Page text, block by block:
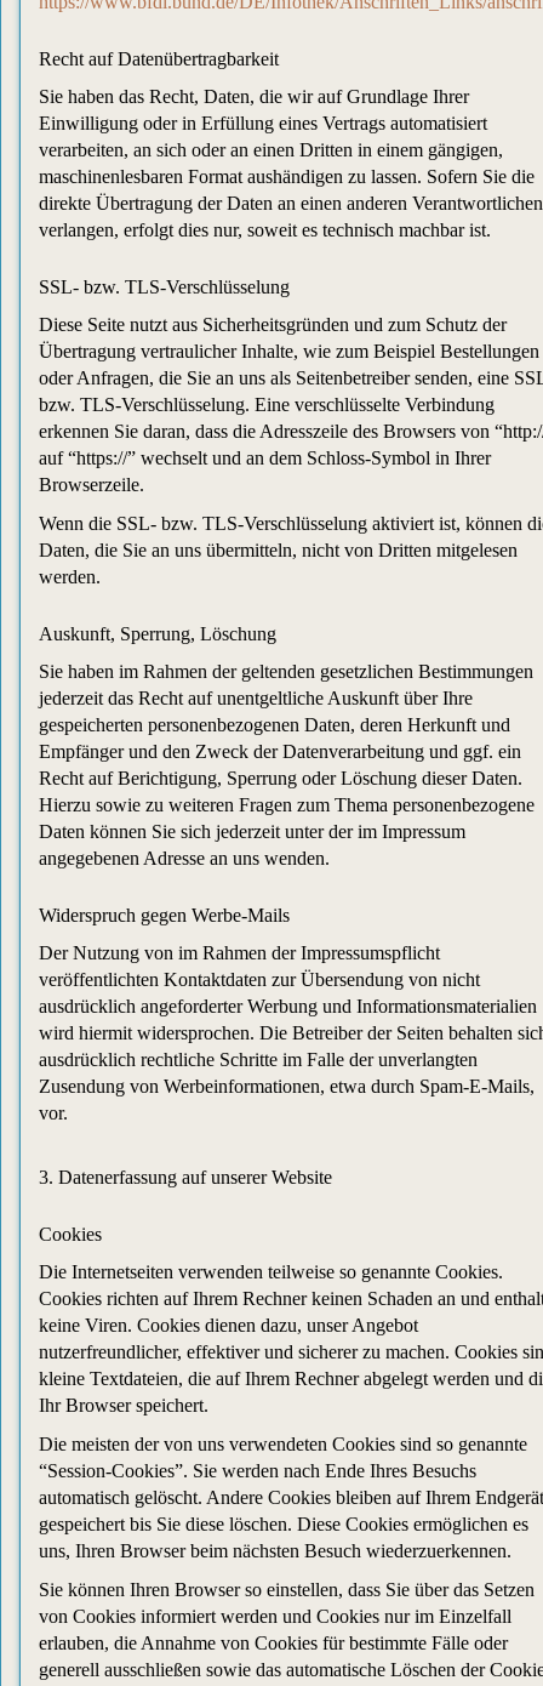
Recht auf Datenübertragbarkeit
Sie haben das Recht, Daten, die wir auf Grundlage Ihrer
Einwilligung oder in Erfüllung eines Vertrags automatisiert
verarbeiten, an sich oder an einen Dritten in einem gängigen,
maschinenlesbaren Format aushändigen zu lassen. Sofern Sie die
direkte Übertragung der Daten an einen anderen Verantwortlichen
verlangen, erfolgt dies nur, soweit es technisch machbar ist.
SSL- bzw. TLS-Verschlüsselung
Diese Seite nutzt aus Sicherheitsgründen und zum Schutz der
Übertragung vertraulicher Inhalte, wie zum Beispiel Bestellungen
oder Anfragen, die Sie an uns als Seitenbetreiber senden, eine
bzw. TLS-Verschlüsselung. Eine verschlüsselte Verbindung
erkennen Sie daran, dass die Adresszeile des Browsers von
auf “https://” wechselt und an dem Schloss-Symbol in Ihrer
Browserzeile.
Wenn die SSL- bzw. TLS-Verschlüsselung aktiviert ist, können
Daten, die Sie an uns übermitteln, nicht von Dritten mitgelesen
werden.
Auskunft, Sperrung, Löschung
Sie haben im Rahmen der geltenden gesetzlichen Bestimmungen
jederzeit das Recht auf unentgeltliche Auskunft über Ihre
gespeicherten personenbezogenen Daten, deren Herkunft und
Empfänger und den Zweck der Datenverarbeitung und ggf. ein
Recht auf Berichtigung, Sperrung oder Löschung dieser Daten.
Hierzu sowie zu weiteren Fragen zum Thema personenbezogene
Daten können Sie sich jederzeit unter der im Impressum
angegebenen Adresse an uns wenden.
Widerspruch gegen Werbe-Mails
Der Nutzung von im Rahmen der Impressumspflicht
veröffentlichten Kontaktdaten zur Übersendung von nicht
ausdrücklich angeforderter Werbung und Informationsmaterialien
wird hiermit widersprochen. Die Betreiber der Seiten behalten
ausdrücklich rechtliche Schritte im Falle der unverlangten
Zusendung von Werbeinformationen, etwa durch Spam-E-Mails,
vor.
3. Datenerfassung auf unserer Website
Cookies
Die Internetseiten verwenden teilweise so genannte Cookies.
Cookies richten auf Ihrem Rechner keinen Schaden an und
keine Viren. Cookies dienen dazu, unser Angebot
nutzerfreundlicher, effektiver und sicherer zu machen. Cookies
kleine Textdateien, die auf Ihrem Rechner abgelegt werden und
Ihr Browser speichert.
Die meisten der von uns verwendeten Cookies sind so genannte
“Session-Cookies”. Sie werden nach Ende Ihres Besuchs
automatisch gelöscht. Andere Cookies bleiben auf Ihrem Endgerät
gespeichert bis Sie diese löschen. Diese Cookies ermöglichen es
uns, Ihren Browser beim nächsten Besuch wiederzuerkennen.
Sie können Ihren Browser so einstellen, dass Sie über das Setzen
von Cookies informiert werden und Cookies nur im Einzelfall
erlauben, die Annahme von Cookies für bestimmte Fälle oder
generell ausschließen sowie das automatische Löschen der